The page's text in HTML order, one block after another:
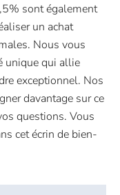
sont également
un achat
Nous vous
unique qui allie
exceptionnel. Nos
davantage sur ce
questions. Vous
cet écrin de bien-